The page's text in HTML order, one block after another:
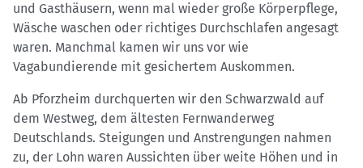
und Gasthäusern, wenn mal wieder große Körperpflege,
Wäsche waschen oder richtiges Durchschlafen angesagt
waren. Manchmal kamen wir uns vor wie
Vagabundierende mit gesichertem Auskommen.
Ab Pforzheim durchquerten wir den Schwarzwald auf
dem Westweg, dem ältesten Fernwanderweg
Deutschlands. Steigungen und Anstrengungen nahmen
zu, der Lohn waren Aussichten über weite Höhen und in